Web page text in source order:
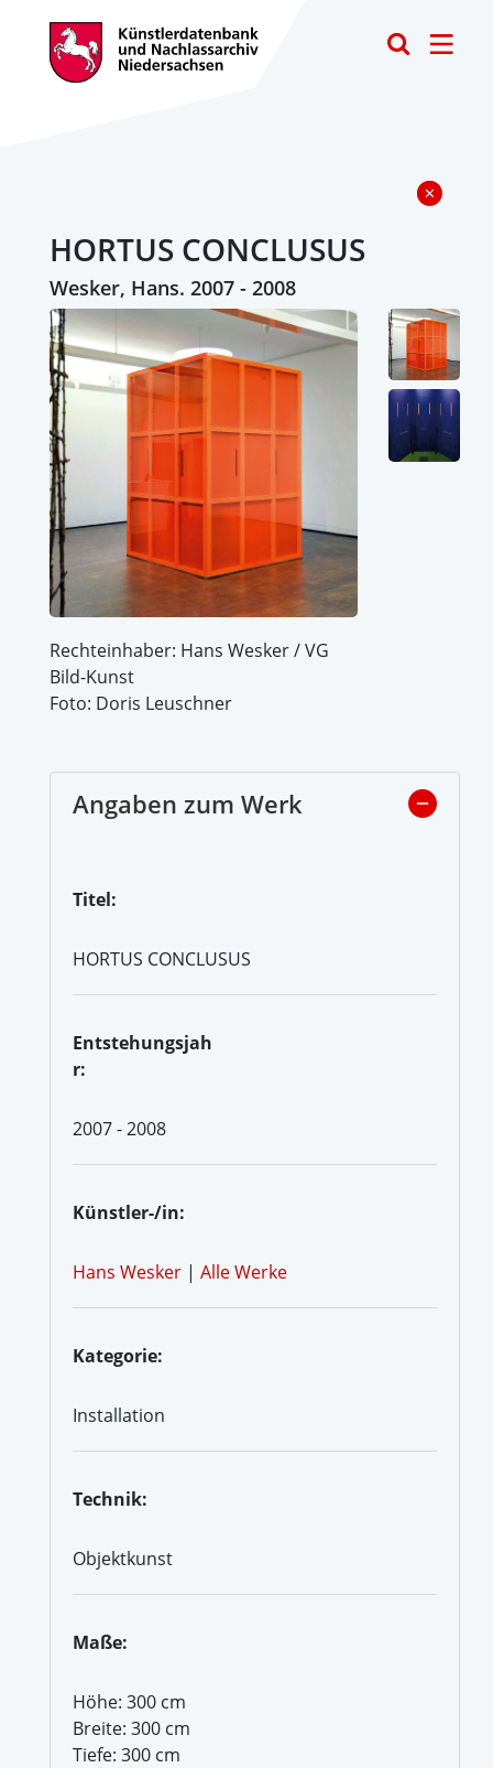
HORTUS CONCLUSUS
Wesker, Hans. 2007 - 2008
Rechteinhaber: Hans Wesker / VG
Bild-Kunst
Foto: Doris Leuschner
Angaben zum Werk
Titel:
HORTUS CONCLUSUS
Entstehungsjah
r:
2007 - 2008
Künstler-/in:
Hans Wesker | Alle Werke
Kategorie:
Installation
Technik:
Objektkunst
Maße:
Höhe: 300 cm
Breite: 300 cm
Tiefe: 300 cm